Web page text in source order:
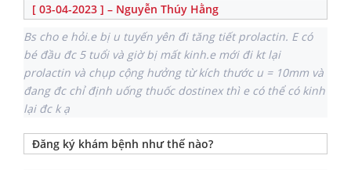
[ 03-04-2023 ] – Nguyễn Thúy Hằng
Bs cho e hỏi.e bị u tuyến yên đi tăng tiết prolactin. E có
bé đầu đc 5 tuổi và giờ bị mất kinh.e mới đi kt lại
prolactin và chụp cộng hưởng từ kích thước u = 10mm và
đang đc chỉ định uống thuốc dostinex thì e có thể có kinh
lại đc k ạ
Đăng ký khám bệnh như thế nào?